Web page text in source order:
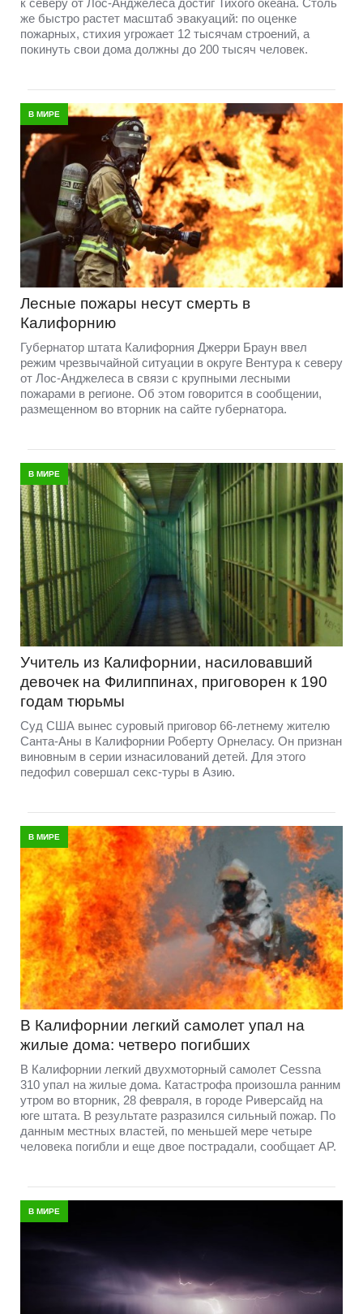
к северу от Лос-Анджелеса достиг Тихого океана. Столь
же быстро растет масштаб эвакуаций: по оценке
пожарных, стихия угрожает 12 тысячам строений, а
покинуть свои дома должны до 200 тысяч человек.
В МИРЕ
Лесные пожары несут смерть в
Калифорнию
Губернатор штата Калифорния Джерри Браун ввел
режим чрезвычайной ситуации в округе Вентура к северу
от Лос-Анджелеса в связи с крупными лесными
пожарами в регионе. Об этом говорится в сообщении,
размещенном во вторник на сайте губернатора.
В МИРЕ
Учитель из Калифорнии, насиловавший
девочек на Филиппинах, приговорен к 190
годам тюрьмы
Суд США вынес суровый приговор 66-летнему жителю
Санта-Аны в Калифорнии Роберту Орнеласу. Он признан
виновным в серии изнасилований детей. Для этого
педофил совершал секс-туры в Азию.
В МИРЕ
В Калифорнии легкий самолет упал на
жилые дома: четверо погибших
В Калифорнии легкий двухмоторный самолет Cessna
310 упал на жилые дома. Катастрофа произошла ранним
утром во вторник, 28 февраля, в городе Риверсайд на
юге штата. В результате разразился сильный пожар. По
данным местных властей, по меньшей мере четыре
человека погибли и еще двое пострадали, сообщает AP.
В МИРЕ